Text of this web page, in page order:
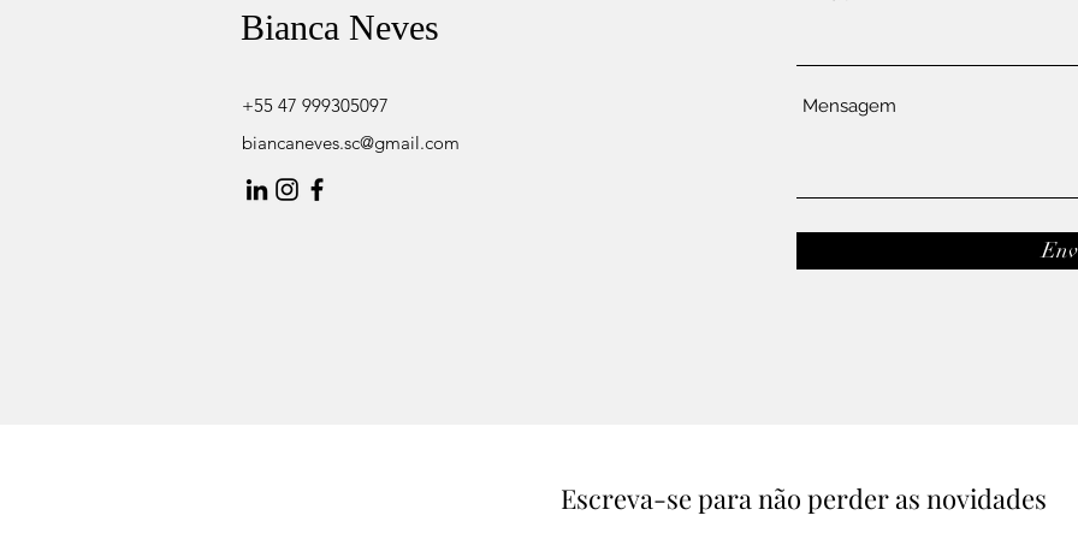
Bianca Neves
+55 47 999305097
biancaneves.sc@gmail.com
Mensagem
Escreva-se para não perder as novidades